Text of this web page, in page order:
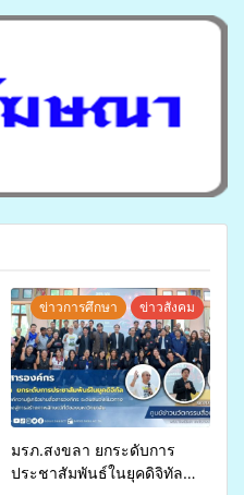
ข่าวการศึกษา ข่าวสังคม
มรภ.สงขลา ยกระดับการ
ประชาสัมพันธ์ในยุคดิจิทัล